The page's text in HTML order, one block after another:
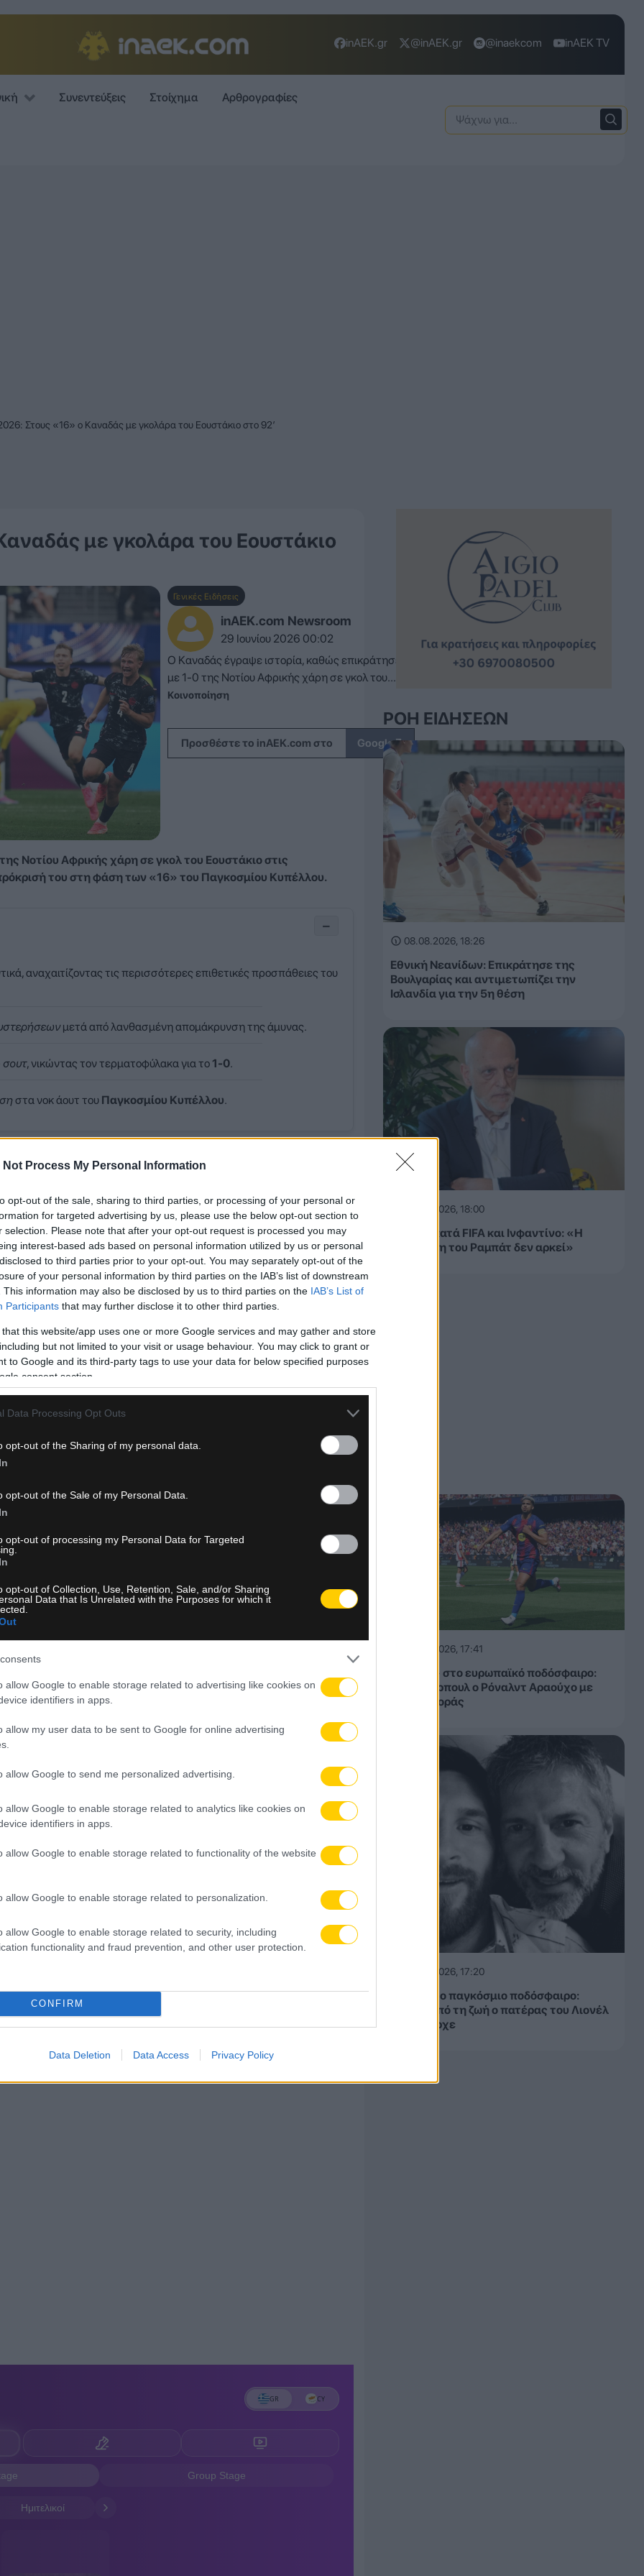
Not Process My Personal Information
opt-out of the sale, sharing to third parties, or processing of your personal or
for targeted advertising by us, please use the below opt-out section to
selection. Please note that after your opt-out request is processed you may
interest-based ads based on personal information utilized by us or personal
to third parties prior to your opt-out. You may separately opt-out of the
of your personal information by third parties on the IAB’s list of downstream
This information may also be disclosed by us to third parties on the IAB’s List of
Participants that may further disclose it to other third parties.
that this website/app uses one or more Google services and may gather and store
but not limited to your visit or usage behaviour. You may click to grant or
to Google and its third-party tags to use your data for below specified purposes
consent section.
Data Processing Opt Outs
opt-out of the Sharing of my personal data.
opt-out of the Sale of my Personal Data.
opt-out of processing my Personal Data for Targeted
opt-out of Collection, Use, Retention, Sale, and/or Sharing
Data that Is Unrelated with the Purposes for which it
allow Google to enable storage related to advertising like cookies on
identifiers in apps.
allow my user data to be sent to Google for online advertising
allow Google to send me personalized advertising.
allow Google to enable storage related to analytics like cookies on
identifiers in apps.
allow Google to enable storage related to functionality of the website
allow Google to enable storage related to personalization.
allow Google to enable storage related to security, including
functionality and fraud prevention, and other user protection.
CONFIRM
Data Deletion Data Access Privacy Policy
inAEK.gr @inAEK.gr @inaekcom inAEK TV
Συνεντεύξεις Στοίχημα Αρθρογραφίες
Στους «16» ο Καναδάς με γκολάρα του Εουστάκιο στο 92′
με γκολάρα του Εουστάκιο
Γενικές Ειδήσεις
inAEK.com Newsroom
29 Ιουνίου 2026 00:02
Ο Καναδάς έγραψε ιστορία, καθώς επικράτησε
με 1-0 της Νοτίου Αφρικής χάρη σε γκολ του...
Κοινοποίηση
Προσθέστε το inAEK.com στο Google↗
Νοτίου Αφρικής χάρη σε γκολ του Εουστάκιο στις
του στη φάση των «16» του Παγκοσμίου Κυπέλλου.
−
αναχαιτίζοντας τις περισσότερες επιθετικές προσπάθειες του
μετά από λανθασμένη απομάκρυνση της άμυνας.
σουτ, νικώντας τον τερματοφύλακα για το 1-0.
στα νοκ άουτ του Παγκοσμίου Κυπέλλου.
διάρκεια της αναμέτρησης, ωστόσο βρήκε απέναντί της
να αναχαιτίσει τις περισσότερες επιθετικές προσπάθειες
Έπειτα από λανθασμένη απομάκρυνση της άμυνας της
άψογο κοντρόλ και με ψύχραιμο, συρτό σουτ νίκησε τον
την ιστορική πρώτη τους πρόκριση στα νοκ άουτ του
την Ισλανδία για την 5η θέση
δεν αρκεί»
Ρόναλντ Αραούχο με οψιόν αγοράς
πατέρας του Λιονέλ Μέσι, Χόρχε
για την πρώτη νίκη
ΡΟΉ ΕΙΔΉΣΕΩΝ
08.08.2026, 18:26
Εθνική Νεανίδων: Επικράτησε της
Βουλγαρίας και αντιμετωπίζει την
Ισλανδία για την 5η θέση
08.08.2026, 18:00
Τέμπας κατά FIFA και Ινφαντίνο: «Η
συγγνώμη του Ραμπάτ δεν αρκεί»
08.08.2026, 17:41
«Βόμβα» στο ευρωπαϊκό ποδόσφαιρο:
Στη Λίβερπουλ ο Ρόναλντ Αραούχο με
οψιόν αγοράς
08.08.2026, 17:20
Θλίψη στο παγκόσμιο ποδόσφαιρο:
Έφυγε από τη ζωή ο πατέρας του Λιονέλ
Μέσι, Χόρχε